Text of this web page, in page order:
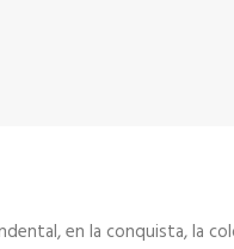
en la conquista, la